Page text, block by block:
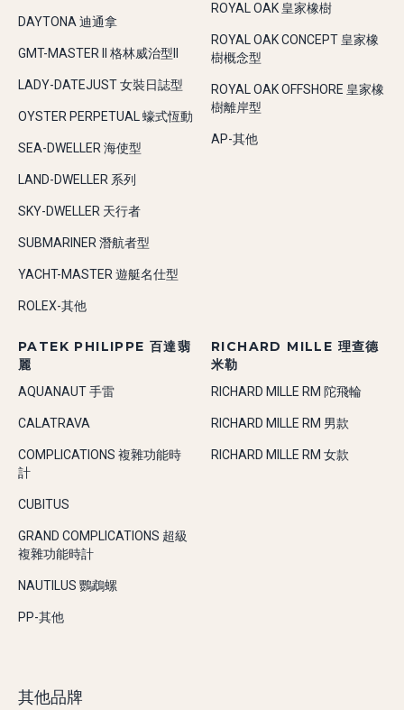
DAYTONA 迪通拿
GMT-MASTER II 格林威治型II
LADY-DATEJUST 女裝日誌型
OYSTER PERPETUAL 蠔式恆動
SEA-DWELLER 海使型
LAND-DWELLER 系列
SKY-DWELLER 天行者
SUBMARINER 潛航者型
YACHT-MASTER 遊艇名仕型
ROLEX-其他
ROYAL OAK 皇家橡樹
ROYAL OAK CONCEPT 皇家橡
樹概念型
ROYAL OAK OFFSHORE 皇家橡
樹離岸型
AP-其他
PATEK PHILIPPE 百達翡
麗
AQUANAUT 手雷
CALATRAVA
COMPLICATIONS 複雜功能時
計
CUBITUS
GRAND COMPLICATIONS 超級
複雜功能時計
NAUTILUS 鸚鵡螺
PP-其他
RICHARD MILLE 理查德
米勒
RICHARD MILLE RM 陀飛輪
RICHARD MILLE RM 男款
RICHARD MILLE RM 女款
其他品牌